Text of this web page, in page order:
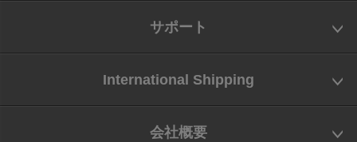
サポート
International Shipping
会社概要